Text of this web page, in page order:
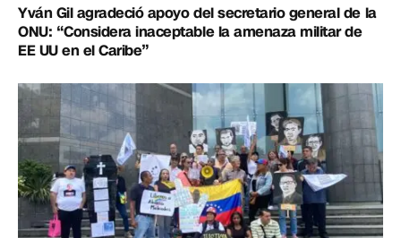
Yván Gil agradeció apoyo del secretario general de la
ONU: “Considera inaceptable la amenaza militar de
EE UU en el Caribe”